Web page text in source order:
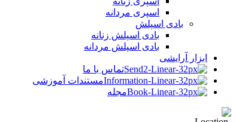
اسپری مردانه
بادی اسپلش
بادی اسپلش زنانه
بادی اسپلش مردانه
ابزار آرایشی
تماس با ما
مستندات آموزشی
مجله